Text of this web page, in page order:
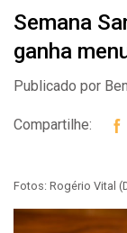
Semana
ganha
Publicado por
Compartilhe:
Fotos: Rogério Vital